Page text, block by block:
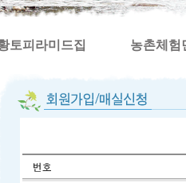
토피라미드집 농촌체험